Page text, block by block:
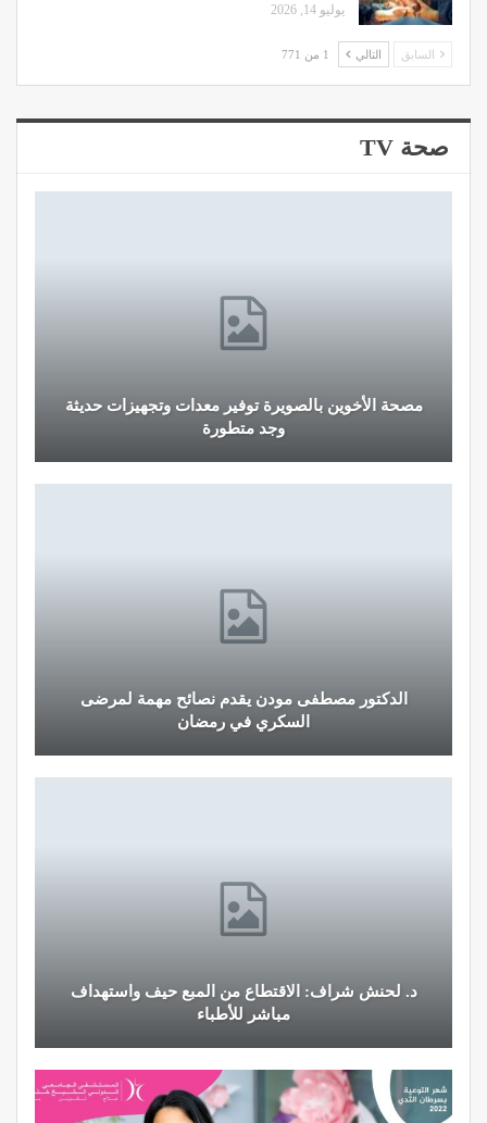
يوليو 14, 2026
السابق التالي 1 من 771
صحة TV
وتجهيزات حديثة
مهمة لمرضى
حيف واستهداف
قرار جديد يعيد تنظيم تعويضات الحراسة
نصائح وإرشادات صحية هامة للحفاظ
النظام الغذائي والصحة: دور التغذية في